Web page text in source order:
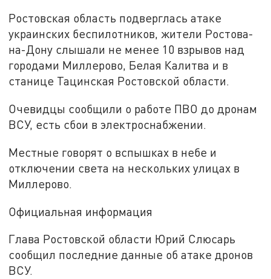
Ростовская область подверглась атаке
украинских беспилотников, жители Ростова-
на-Дону слышали не менее 10 взрывов над
городами Миллерово, Белая Калитва и в
станице Тацинская Ростовской области.
Очевидцы сообщили о работе ПВО до дронам
ВСУ, есть сбои в электроснабжении.
Местные говорят о вспышках в небе и
отключении света на нескольких улицах в
Миллерово.
Официальная информация
Глава Ростовской области Юрий Слюсарь
сообщил последние данные об атаке дронов
ВСУ.